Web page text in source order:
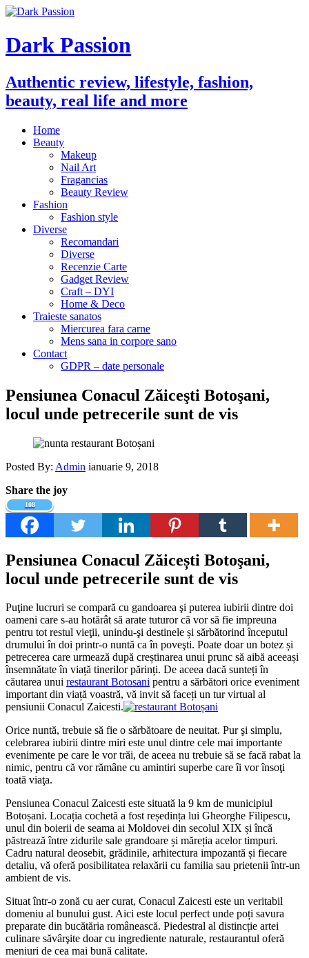
Dark Passion
Authentic review, lifestyle, fashion,
beauty, real life and more
Home
Beauty
Makeup
Nail Art
Fragancias
Beauty Review
Fashion
Fashion style
Diverse
Recomandari
Diverse
Recenzie Carte
Gadget Review
Craft – DYI
Home & Deco
Traieste sanatos
Miercurea fara carne
Mens sana in corpore sano
Contact
GDPR – date personale
Pensiunea Conacul Zăiceşti Botoşani,
locul unde petrecerile sunt de vis
Posted By: Admin ianuarie 9, 2018
Share the joy
108
Pensiunea Conacul Zăicești Botoşani,
locul unde petrecerile sunt de vis
Puţine lucruri se compară cu gandoarea şi puterea iubirii dintre doi
oameni care s-au hotărât să arate tuturor că vor să fie impreuna
pentru tot restul vieţii, unindu-şi destinele și sărbătorind începutul
drumului în doi printr-o nuntă ca în poveşti. Poate doar un botez și
petrecerea care urmează după creștinarea unui prunc să aibă aceeași
însemnătate în viață tinerilor părinți. De aceea dacă sunteți în
căutarea unui restaurant Botosani pentru a sărbători orice eveniment
important din viață voastră, vă invit să faceți un tur virtual al
pensiunii Conacul Zaicesti.
Orice nuntă, trebuie să fie o sărbătoare de neuitat. Pur şi simplu,
celebrarea iubirii dintre miri este unul dintre cele mai importante
evenimente pe care le vor trăi, de aceea nu trebuie să se facă rabat la
nimic, pentru că vor rămâne cu amintiri superbe care îi vor însoţi
toată viaţa.
Pensiunea Conacul Zaicesti este situată la 9 km de municipiul
Botoșani. Locația cochetă a fost reședința lui Gheorghe Filipescu,
unul din boierii de seama ai Moldovei din secolul XIX și încă
păstrează între zidurile sale grandoare și măreția acelor timpuri.
Cadru natural deosebit, grădinile, arhitectura impozantă și fiecare
detaliu, vă oferă posibilitatea relaxării cu familia sau prietenii într-un
ambient de vis.
Situat într-o zonă cu aer curat, Conacul Zaicesti este un veritabil
domeniu al bunului gust. Aici este locul perfect unde poți savura
preparate din bucătăria românească. Piedestral al distincție artei
culinare săvârşite doar cu ingrediente naturale, restaurantul oferă
meniuri de cea mai bună calitate.